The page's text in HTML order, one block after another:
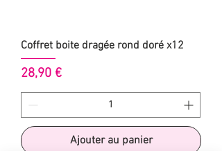
Coffret boite dragée rond doré x12
Prix
28,90 €
Ajouter au panier